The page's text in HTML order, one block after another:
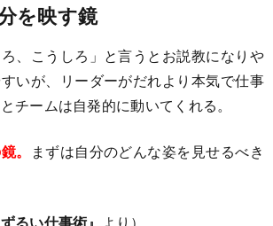
を映す鏡
、こうしろ」と言うとお説教になりや
いが、リーダーがだれより本気で仕事
チームは自発的に動いてくれる。
。
まずは自分のどんな姿を見せるべき